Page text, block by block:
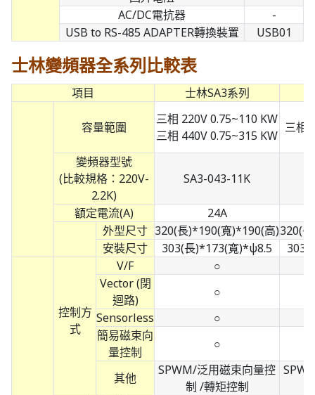
AC/DC電抗器
-
USB to RS-485 ADAPTER轉換裝置
USB01
士林變頻器全系列比較表
項目 士林SA3系列
容量範圍
三相 220V 0.75~110 KW
三相 440V 0.75~315 KW
三相
變頻器型號
(比較規格：220V-
2.2K)
SA3-043-11K
額定電流(A)
24A
外型尺寸 320(長)*190(寬)*190(高)320(
安裝尺寸
303(長)*173(寬)*ψ8.5 303(
控制方
式
V/F
○
Vector (閉
迴路)
○
Sensorless
○
簡易磁束向
量控制
○
其他
SPWM/泛用磁束向量控
制 /轉矩控制